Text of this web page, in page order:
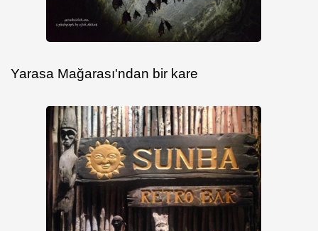
Yarasa Mağarası'ndan bir kare